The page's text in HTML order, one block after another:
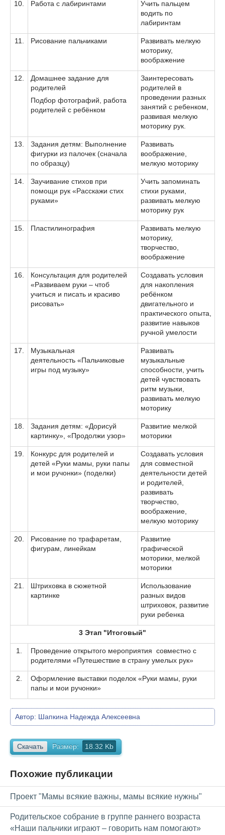
10. Работа с лабиринтами
Учить пальцем
водить по
лабиринтам
11. Рисование пальчиками
Развивать мелкую
моторику,
воображение
12.
Домашнее задание для
родителей
Подбор фотографий, работа
родителей с ребёнком
Заинтересовать
родителей в
проведении разных
занятий с ребенком,
развивая мелкую
моторику рук.
13.
Задания детям: Выполнение
фигурки из палочек (сначала
по образцу)
Развивать
воображение,
мелкую моторику
14.
Заучивание стихов при
помощи рук «Расскажи стих
руками»
Учить запоминать
стихи руками,
развивать мелкую
моторику рук
15. Пластилинография
Развивать мелкую
моторику,
творчество,
воображение
16.
Консультация для родителей
«Развиваем руки – чтоб
учиться и писать и красиво
рисовать»
Создавать условия
для накопления
ребёнком
двигательного и
практического опыта,
развитие навыков
ручной умелости
17.
Музыкальная
деятельность «Пальчиковые
игры под музыку»
Развивать
музыкальные
способности, учить
детей чувствовать
ритм музыки,
развивать мелкую
моторику
18.
Задания детям: «Дорисуй
картинку», «Продолжи узор»
Развитие мелкой
моторики
19.
Конкурс для родителей и
детей «Руки мамы, руки папы
и мои ручонки» (поделки)
Создавать условия
для совместной
деятельности детей
и родителей,
развивать
творчество,
воображение,
мелкую моторику
20.
Рисование по трафаретам,
фигурам, линейкам
Развитие
графической
моторики, мелкой
моторики
21.
Штриховка в сюжетной
картинке
Использование
разных видов
штриховок, развитие
руки ребенка
3 Этап "Итоговый"
1.
Проведение открытого мероприятия совместно с
родителями «Путешествие в страну умелых рук»
2.
Оформление выставки поделок «Руки мамы, руки
папы и мои ручонки»
Автор: Шапкина Надежда Алексеевна
Скачать Размер: 18.32 Kb
Похожие публикации
Проект "Мамы всякие важны, мамы всякие нужны"
Родительское собрание в группе раннего возраста
«Наши пальчики играют – говорить нам помогают»